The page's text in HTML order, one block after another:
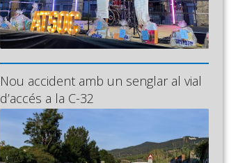
Nou accident amb un senglar al vial
d’accés a la C-32